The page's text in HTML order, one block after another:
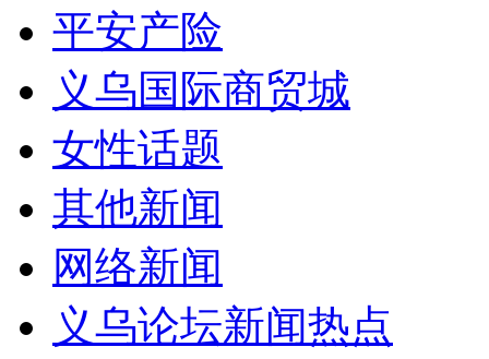
平安产险
义乌国际商贸城
女性话题
其他新闻
网络新闻
义乌论坛新闻热点